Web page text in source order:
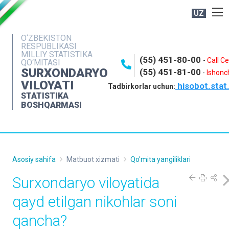
UZ
O‘ZBEKISTON
RESPUBLIKASI
MILLIY STATISTIKA
QO‘MITASI
SURXONDARYO
VILOYATI
STATISTIKA
BOSHQARMASI
(55) 451-80-00 -Call
(55) 451-81-00 -
Tadbirkorlar uchun:
OCHIQ MA'LUMOTLAR
NASHRLAR
INTERAKTIV XIZMATLAR
MATBUOT XIZMATI
Asosiy sahifa Matbuot xizmati Qo'mita yangiliklari
Surxondaryo viloyatida
qayd etilgan nikohlar soni
qancha?